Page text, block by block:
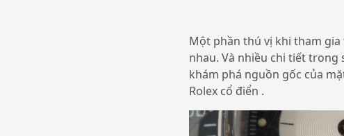
Một phần thú vị khi tham
nhau. Và nhiều chi tiết
khám phá nguồn gốc của
Rolex cổ điển .